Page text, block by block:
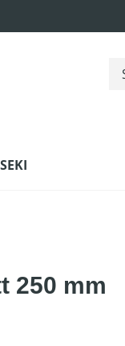
250 mm